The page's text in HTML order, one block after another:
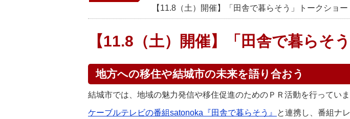
【11.8（土）開催】「田舎で暮らそう」トークショ
【11.8（土）開催】「田舎で暮らそ
地方への移住や結城市の未来を語り合おう
結城市では、地域の魅力発信や移住促進のためのＰＲ活動を行っていま
ケーブルテレビの番組satonoka『田舎で暮らそう』
と連携し、番組ナ